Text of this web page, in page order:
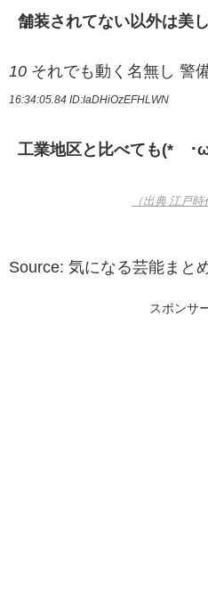
舗装されてない以外は美
10 それでも動く名無し 警
16:34:05.84 ID:IaDHiOzEFHLWN
工業地区と比べても(*´･
（出典 江戸
Source: 気になる芸能まと
スポンサ